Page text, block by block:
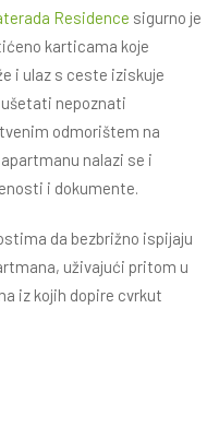
Residence sigurno je
karticama koje
i ulaz s ceste iziskuje
ušetati nepoznati
odmorištem na
nalazi se i
i dokumente.
da bezbrižno ispijaju
uživajući pritom u
iz kojih dopire cvrkut